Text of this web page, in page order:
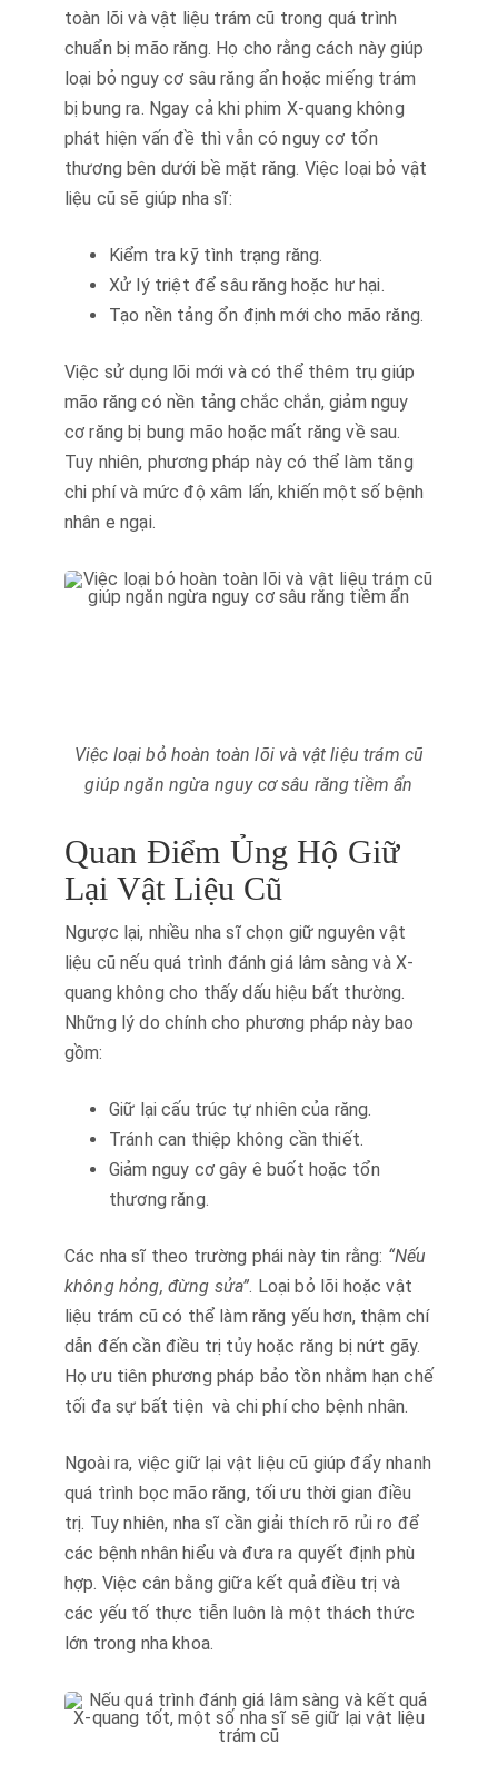
toàn lõi và vật liệu trám cũ trong quá trình
chuẩn bị mão răng. Họ cho rằng cách này giúp
loại bỏ nguy cơ sâu răng ẩn hoặc miếng trám
bị bung ra. Ngay cả khi phim X-quang không
phát hiện vấn đề thì vẫn có nguy cơ tổn
thương bên dưới bề mặt răng. Việc loại bỏ vật
liệu cũ sẽ giúp nha sĩ:
Kiểm tra kỹ tình trạng răng.
Xử lý triệt để sâu răng hoặc hư hại.
Tạo nền tảng ổn định mới cho mão răng.
Việc sử dụng lõi mới và có thể thêm trụ giúp
mão răng có nền tảng chắc chắn, giảm nguy
cơ răng bị bung mão hoặc mất răng về sau.
Tuy nhiên, phương pháp này có thể làm tăng
chi phí và mức độ xâm lấn, khiến một số bệnh
nhân e ngại.
Việc loại bỏ hoàn toàn lõi và vật liệu trám cũ
giúp ngăn ngừa nguy cơ sâu răng tiềm ẩn
Quan Điểm Ủng Hộ Giữ
Lại Vật Liệu Cũ
Ngược lại, nhiều nha sĩ chọn giữ nguyên vật
liệu cũ nếu quá trình đánh giá lâm sàng và X-
quang không cho thấy dấu hiệu bất thường.
Những lý do chính cho phương pháp này bao
gồm:
Giữ lại cấu trúc tự nhiên của răng.
Tránh can thiệp không cần thiết.
Giảm nguy cơ gây ê buốt hoặc tổn
thương răng.
Các nha sĩ theo trường phái này tin rằng: “Nếu
không hỏng, đừng sửa”. Loại bỏ lõi hoặc vật
liệu trám cũ có thể làm răng yếu hơn, thậm chí
dẫn đến cần điều trị tủy hoặc răng bị nứt gãy.
Họ ưu tiên phương pháp bảo tồn nhằm hạn chế
tối đa sự bất tiện và chi phí cho bệnh nhân.
Ngoài ra, việc giữ lại vật liệu cũ giúp đẩy nhanh
quá trình bọc mão răng, tối ưu thời gian điều
trị. Tuy nhiên, nha sĩ cần giải thích rõ rủi ro để
các bệnh nhân hiểu và đưa ra quyết định phù
hợp. Việc cân bằng giữa kết quả điều trị và
các yếu tố thực tiễn luôn là một thách thức
lớn trong nha khoa.